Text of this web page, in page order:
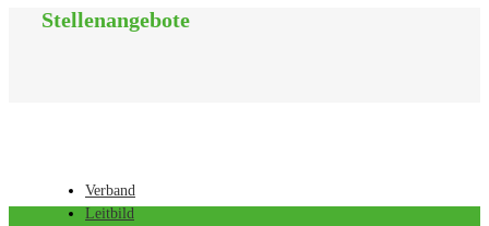
Stellenangebote
Verband
Leitbild